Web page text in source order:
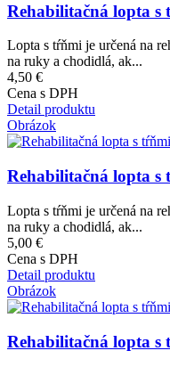
Rehabilitačná lopta s
Lopta s tŕňmi je určená na
na ruky a chodidlá, ak...
4,50 €
Cena s DPH
Detail produktu
Obrázok
Rehabilitačná lopta s
Lopta s tŕňmi je určená na
na ruky a chodidlá, ak...
5,00 €
Cena s DPH
Detail produktu
Obrázok
Rehabilitačná lopta s